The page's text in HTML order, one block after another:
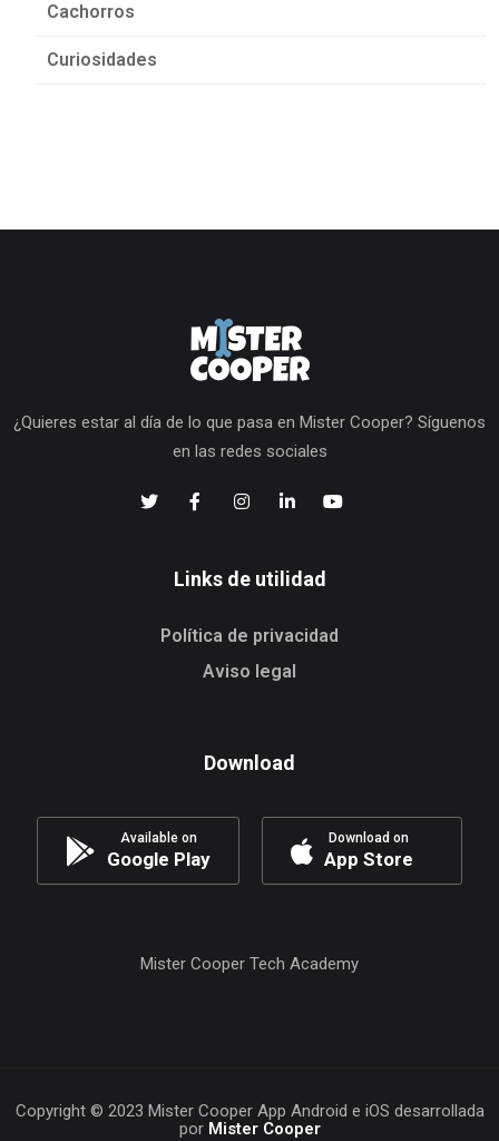
Cachorros
Curiosidades
¿Quieres estar al día de lo que pasa en Mister Cooper? Síguenos
en las redes sociales
Links de utilidad
Política de privacidad
Aviso legal
Download
Available on
Google Play
Download on
App Store
Mister Cooper Tech Academy
Copyright © 2023 Mister Cooper App Android e iOS desarrollada
por Mister Cooper